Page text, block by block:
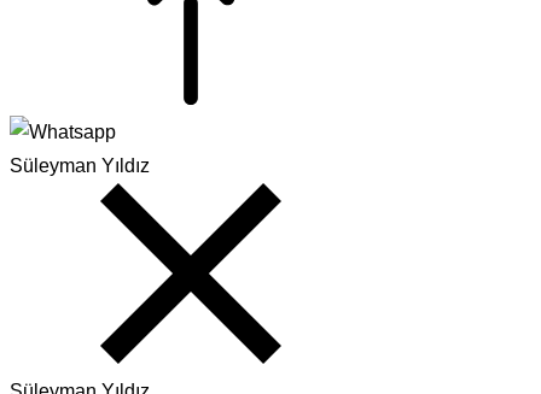
Süleyman Yıldız